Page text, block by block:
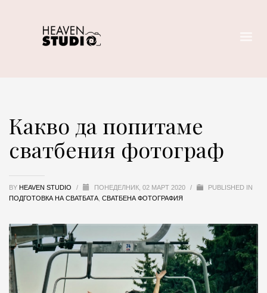
Какво да попитаме
сватбения фотограф
BY HEAVEN STUDIO / ПОНЕДЕЛНИК, 02 МАРТ 2020 /
PUBLISHED IN
ПОДГОТОВКА НА СВАТБАТА СВАТБЕНА ФОТОГРАФИЯ